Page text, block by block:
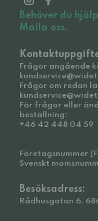
Behöver du
Maila oss.
Frågor angående
Frågor om redan
För frågor eller
beställning:
+46 42 448 04 59
Företagsnummer
Svenskt
Besöksadress:
Rådhusgatan 6,